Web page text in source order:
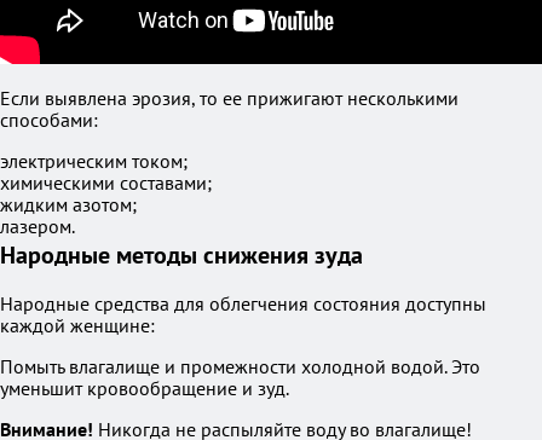
Если выявлена эрозия, то ее прижигают несколькими
способами:
электрическим током;
химическими составами;
жидким азотом;
лазером.
Народные методы снижения зуда
Народные средства для облегчения состояния доступны
каждой женщине:
Помыть влагалище и промежности холодной водой. Это
уменьшит кровообращение и зуд.
Внимание! Никогда не распыляйте воду во влагалище!